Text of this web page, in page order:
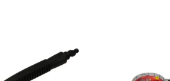
kartáč příčný ke všem
RIWALL
myček RIWALL